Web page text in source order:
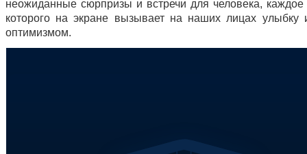
неожиданные сюрпризы и встречи для человека, каждое
которого на экране вызывает на наших лицах улыбку
оптимизмом.